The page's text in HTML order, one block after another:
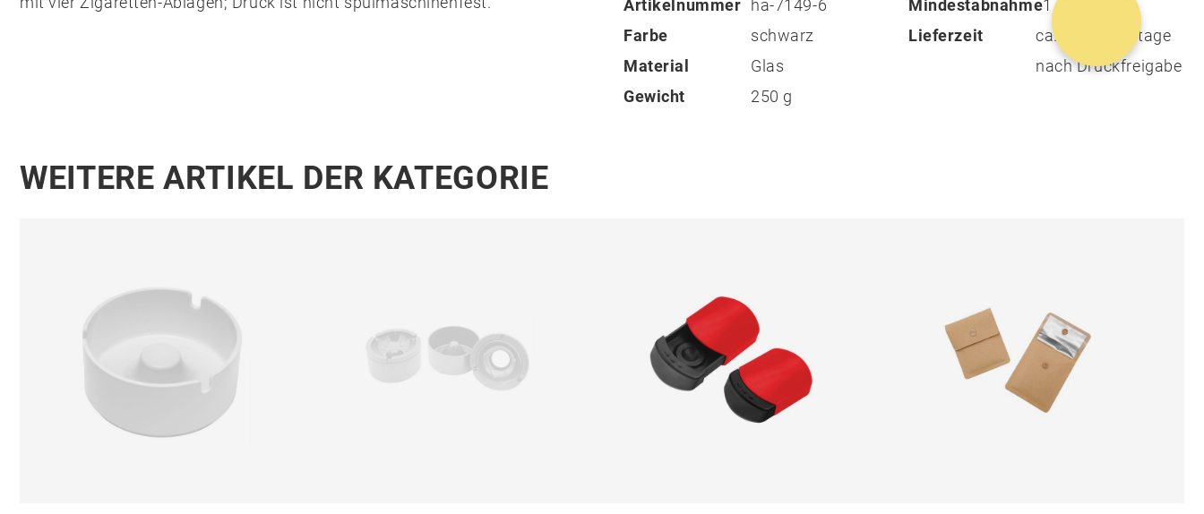
Artikelnummer
ha-7149-6
Farbe
schwarz
Material
Glas
Gewicht
250 g
Mindestabnahme1
Lieferzeit
ca. 18 Arbeitstage
nach Druckfreigabe
WEITERE ARTIKEL DER KATEGORIE